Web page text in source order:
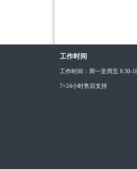
工作时间
工作时间：周一至周五 8:30-
7×24小时售后支持